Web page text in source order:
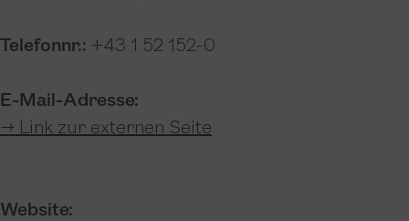
Telefonnr.: +43 1 52 152-0
E-Mail-Adresse:
→ Link zur externen Seite
Website: